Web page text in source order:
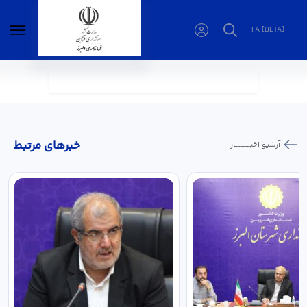
FA [BETA]
خبر‌های مرتبط آرشیو اخبـــــــــــار